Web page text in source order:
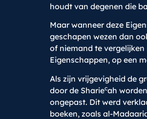
houdt van degenen die
Maar wanneer deze
geschapen wezen dan
of niemand te vergelijken
Eigenschappen, op een
Als zijn vrijgevigheid de
door de Shariecah
ongepast. Dit werd
boeken, zoals al-